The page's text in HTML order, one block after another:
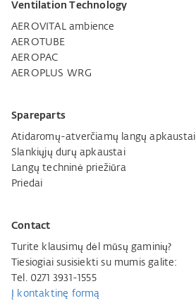
Ventilation Technology
AEROVITAL ambience
AEROTUBE
AEROPAC
AEROPLUS WRG
Spareparts
Atidaromų-atverčiamų langų apkaustai
Slankiųjų durų apkaustai
Langų techninė priežiūra
Priedai
Contact
Turite klausimų dėl mūsų gaminių?
Tiesiogiai susisiekti su mumis galite:
Tel. 0271 3931-1555
Į kontaktinę formą